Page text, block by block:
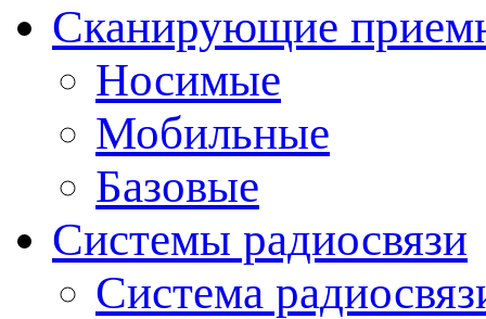
Сканирующие
Носимые
Мобильные
Базовые
Системы радиосвязи
Система